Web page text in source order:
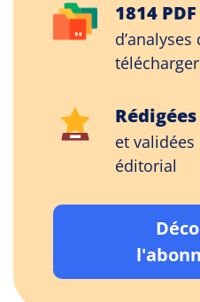
1814 PDF
télécharger
et
éditorial